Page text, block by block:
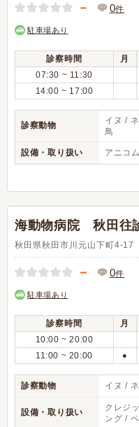
－ 0件
駐車場あり
診察時間 月
07:30 ~ 11:30
14:00 ~ 17:00
診察動物
イヌ /
鳥
設備・取り扱い アニコ
海動物病院 秋田往
秋田県秋田市川元山下町4-17
－ 0件
駐車場あり
診察時間 月
10:00 ~ 20:00
11:00 ~ 20:00 ●
診察動物 イヌ /
設備・取り扱い
クレジ
ング /